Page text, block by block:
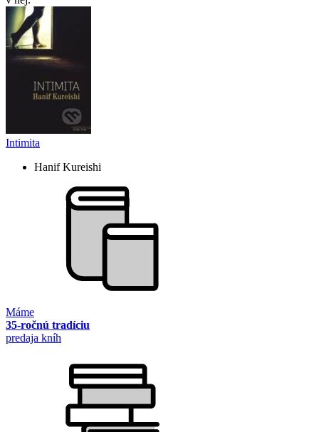
Intimita
Hanif Kureishi
Máme
35-ročnú tradíciu
predaja kníh